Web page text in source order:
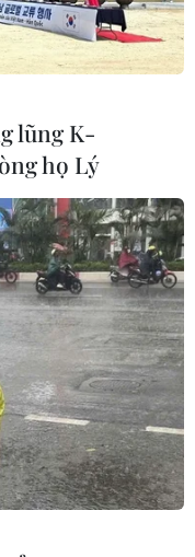
tháng 12/2022,
quý trước đó.
cao nhất của 9
lũng K-
họ Lý